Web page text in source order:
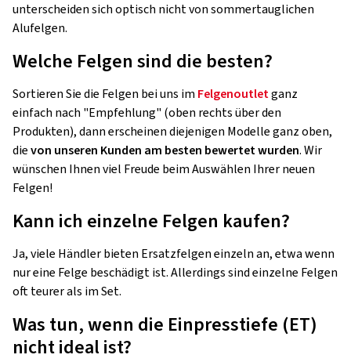
unterscheiden sich optisch nicht von sommertauglichen
Alufelgen.
Welche Felgen sind die besten?
Sortieren Sie die Felgen bei uns im Felgenoutletganz
einfach nach "Empfehlung" (oben rechts über den
Produkten), dann erscheinen diejenigen Modelle ganz oben,
dievon unseren Kunden am besten bewertet wurden. Wir
wünschen Ihnen viel Freude beim Auswählen Ihrer neuen
Felgen!
Kann ich einzelne Felgen kaufen?
Ja, viele Händler bieten Ersatzfelgen einzeln an, etwa wenn
nur eine Felge beschädigt ist. Allerdings sind einzelne Felgen
oft teurer als im Set.
Was tun, wenn die Einpresstiefe (ET)
nicht ideal ist?